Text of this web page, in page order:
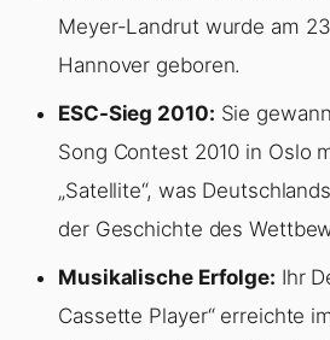
Meyer-Landrut wurde am
Hannover geboren.
ESC-Sieg 2010: Sie
Song Contest 2010 in Oslo
„Satellite“, was
der Geschichte des
Musikalische Erfolge: Ihr
Cassette Player“ erreichte